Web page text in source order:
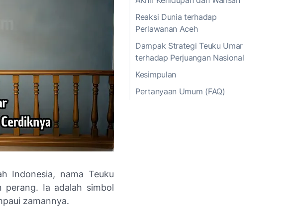
Reaksi Dunia terhadap
Perlawanan Aceh
Dampak Strategi Teuku Umar
terhadap Perjuangan Nasional
Kesimpulan
Pertanyaan Umum (FAQ)
Indonesia, nama Teuku
perang. Ia adalah simbol
zamannya.